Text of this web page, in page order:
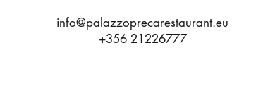
info@palazzoprecarestaurant.eu
+356 21226777